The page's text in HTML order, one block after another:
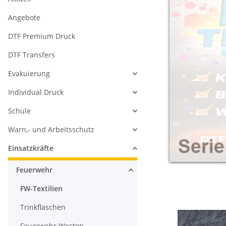
Angebote
DTF Premium Druck
DTF Transfers
Evakuierung
Individual Druck
Schule
Warn,- und Arbeitsschutz
Einsatzkräfte
Feuerwehr
FW-Textilien
Trinkflaschen